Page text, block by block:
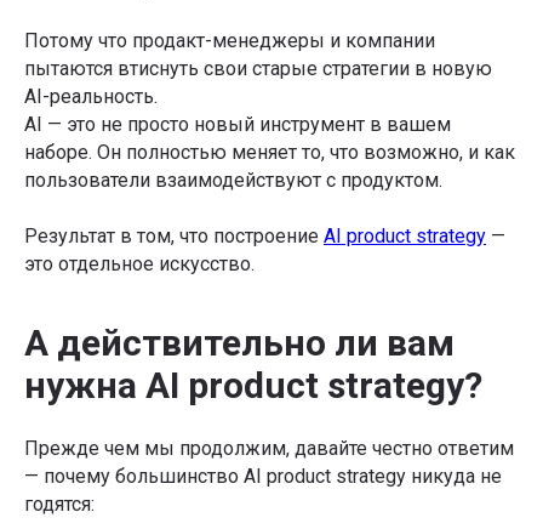
Потому что продакт-менеджеры и компании
пытаются втиснуть свои старые стратегии в новую
AI-реальность.
AI — это не просто новый инструмент в вашем
наборе. Он полностью меняет то, что возможно, и как
пользователи взаимодействуют с продуктом.
Результат в том, что построение AI product strategy —
это отдельное искусство.
А действительно ли вам
нужна AI product strategy?
Прежде чем мы продолжим, давайте честно ответим
— почему большинство AI product strategy никуда не
годятся: